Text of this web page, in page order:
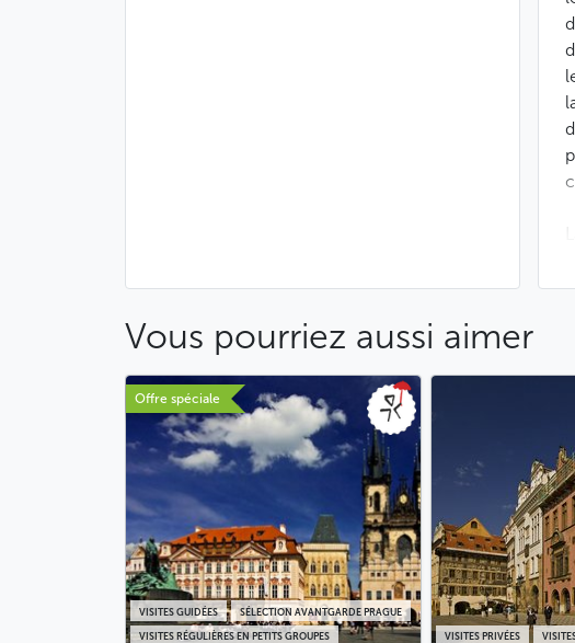
Vous pourriez aussi aimer
Offre spéciale
VISITES RÉGULIÈRES EN PETITS GROUPES
VISITES GUIDÉES SÉLECTION AVANTGARDE PRAGUE
VISITES PRIVÉES